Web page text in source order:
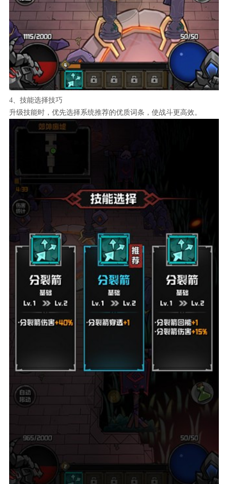
4、技能选择技巧
升级技能时，优先选择系统推荐的优质词条，使战斗更高效。